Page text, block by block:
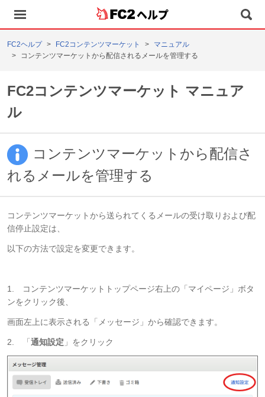
ヘルプ
FC2ヘルプ FC2コンテンツマーケット
マニュアル
コンテンツマーケットから配信されるメールを管理する
FC2コンテンツマーケット マニュア
ル
コンテンツマーケットから配信さ
れるメールを管理する
コンテンツマーケットから送られてくるメールの受け取りおよび配
信停止設定は、
以下の方法で設定を変更できます。
1. コンテンツマーケットトップページ右上の「マイページ」ボタ
ンをクリック後、
画面左上に表示される「メッセージ」から確認できます。
2. 「 通知設定 」をクリック